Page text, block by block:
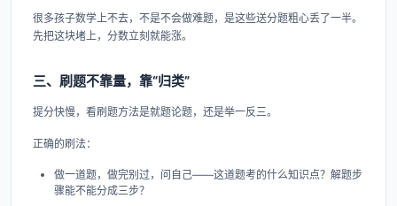
很多孩子数学上不去，不是不会做难题，是这些送分题粗心丢了一半。
先把这块堵上，分数立刻就能涨。
三、刷题不靠量，靠“归类”
提分快慢，看刷题方法是就题论题，还是举一反三。
正确的刷法：
做一道题，做完别过，问自己——这道题考的什么知识点？解题步
骤能不能分成三步？